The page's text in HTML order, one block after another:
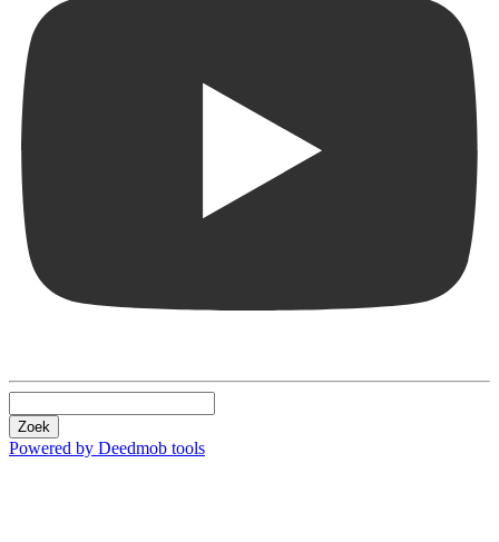
Zoek
Powered by Deedmob tools